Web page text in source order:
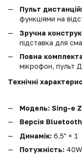
Пульт
функціями на
Зручна
підставка для
Повна
мікрофон, пульт
Технічні
Модель: Sing-e
Версія
Динамік: 6.5" × 1
Потужність: 40W